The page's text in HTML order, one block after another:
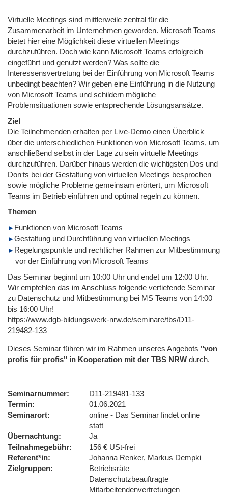
Virtuelle Meetings sind mittlerweile zentral für die
Zusammenarbeit im Unternehmen geworden. Microsoft Teams
bietet hier eine Möglichkeit diese virtuellen Meetings
durchzuführen. Doch wie kann Microsoft Teams erfolgreich
eingeführt und genutzt werden? Was sollte die
Interessensvertretung bei der Einführung von Microsoft Teams
unbedingt beachten? Wir geben eine Einführung in die Nutzung
von Microsoft Teams und schildern mögliche
Problemsituationen sowie entsprechende Lösungsansätze.
Ziel
Die Teilnehmenden erhalten per Live-Demo einen Überblick
über die unterschiedlichen Funktionen von Microsoft Teams, um
anschließend selbst in der Lage zu sein virtuelle Meetings
durchzuführen. Darüber hinaus werden die wichtigsten Dos und
Don‘ts bei der Gestaltung von virtuellen Meetings besprochen
sowie mögliche Probleme gemeinsam erörtert, um Microsoft
Teams im Betrieb einführen und optimal regeln zu können.
Themen
Funktionen von Microsoft Teams
Gestaltung und Durchführung von virtuellen Meetings
Regelungspunkte und rechtlicher Rahmen zur Mitbestimmung
vor der Einführung von Microsoft Teams
Das Seminar beginnt um 10:00 Uhr und endet um 12:00 Uhr.
Wir empfehlen das im Anschluss folgende vertiefende Seminar
zu Datenschutz und Mitbestimmung bei MS Teams von 14:00
bis 16:00 Uhr!
https://www.dgb-bildungswerk-nrw.de/seminare/tbs/D11-
219482-133
Dieses Seminar führen wir im Rahmen unseres Angebots "von
profis für profis" in Kooperation mit der TBS NRW durch.
Seminarnummer
D11-219481-133
Termin
01.06.2021
Seminarort
online - Das Seminar findet online
statt
Übernachtung
Ja
Teilnahmegebühr
156 € USt-frei
Referent*in
Johanna Renker, Markus Dempki
Zielgruppen
Betriebsräte
Datenschutzbeauftragte
Mitarbeitendenvertretungen